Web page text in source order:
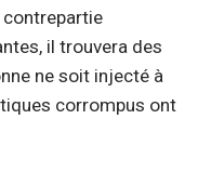
contrepartie
il trouvera des
ne soit injecté à
corrompus ont